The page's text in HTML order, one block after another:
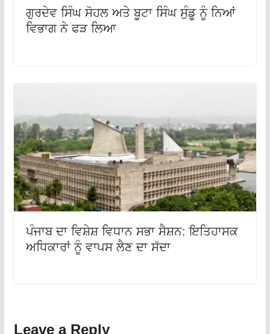
ਗੁਰਦੇਵ ਸਿੰਘ ਸੋਹਲ ਅਤੇ ਬੂਟਾ ਸਿੰਘ ਸੁੰਡੂ ਨੂੰ ਨਿਆਂ
ਵਿਭਾਗ ਨੇ ਫੜ ਲਿਆ
ਪੰਜਾਬ ਦਾ ਵਿਸ਼ੇਸ਼ ਵਿਧਾਨ ਸਭਾ ਸੈਸ਼ਨ: ਇਤਿਹਾਸਕ
ਅਧਿਕਾਰਾਂ ਨੂੰ ਵਾਪਸ ਲੈਣ ਦਾ ਸੱਦਾ
Leave a Reply